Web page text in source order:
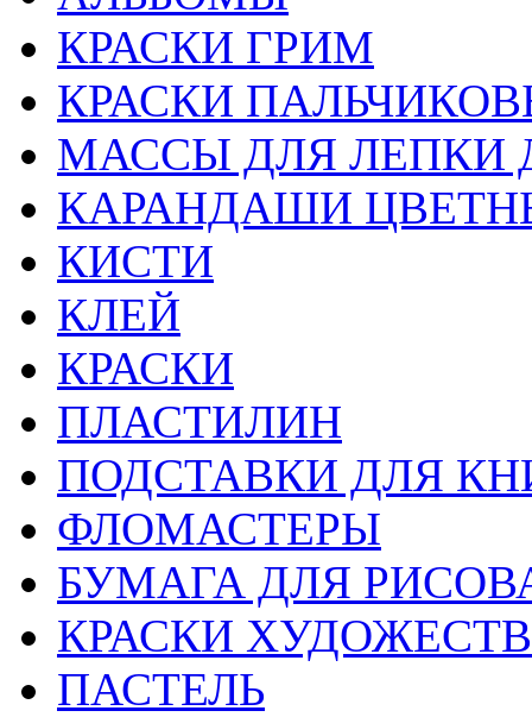
КРАСКИ ГРИМ
КРАСКИ
МАССЫ ДЛЯ ЛЕПКИ
КАРАНДАШИ
КИСТИ
КЛЕЙ
КРАСКИ
ПЛАСТИЛИН
ПОДСТАВКИ ДЛЯ
ФЛОМАСТЕРЫ
БУМАГА ДЛЯ
КРАСКИ
ПАСТЕЛЬ